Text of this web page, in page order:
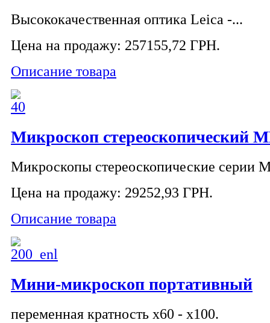
Высококачественная оптика Leica -...
Цена на продажу: 257155,72 ГРН.
Описание товара
Микроскоп стереоскопический
Микроскопы стереоскопические серии
Цена на продажу: 29252,93 ГРН.
Описание товара
Мини-микроскоп портативный
переменная кратность х60 - х100.